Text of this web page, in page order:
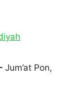
Jum’at Pon,